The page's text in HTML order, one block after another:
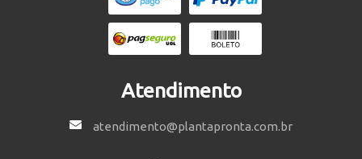
Atendimento
atendimento@plantapronta.com.br